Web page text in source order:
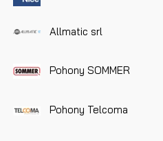
Allmatic srl
Pohony SOMMER
Pohony Telcoma